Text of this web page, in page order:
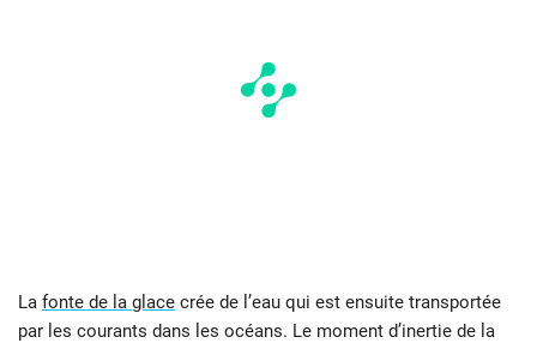
La fonte de la glace crée de l’eau qui est ensuite transportée
par les courants dans les océans. Le moment d’inertie de la